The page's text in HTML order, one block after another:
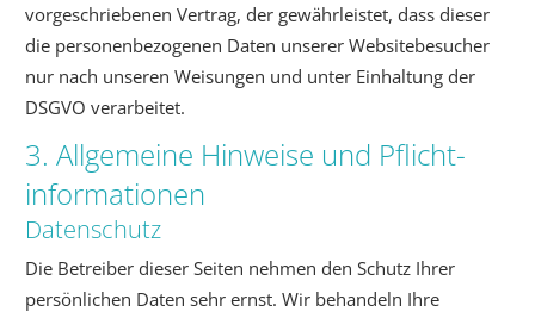
vorgeschriebenen Vertrag, der gewährleistet, dass dieser
die personenbezogenen Daten unserer Websitebesucher
nur nach unseren Weisungen und unter Einhaltung der
DSGVO verarbeitet.
3. Allgemeine Hinweise und Pflicht­
informationen
Datenschutz
Die Betreiber dieser Seiten nehmen den Schutz Ihrer
persönlichen Daten sehr ernst. Wir behandeln Ihre